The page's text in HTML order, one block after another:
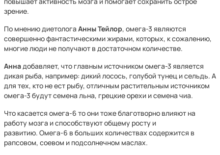
зрение.
По мнению диетолога Анны Тейлор, омега-3 являются
совершенно фантастическими жирами, которых, к сожалению,
многие люди не получают в достаточном количестве.
Аннадобавляет, что главным источником омега-3 является
дикая рыба, например: дикий лосось, голубой тунец и сельдь. А
для тех, кто не ест рыбу, отличным растительным источником
омега-3 будут семена льна, грецкие орехи и семена чиа.
Что касается омега-6 то они тоже благотворно влияют на
работу мозга и способствуют общему росту и
развитию. Омега-6 в больших количествах содержится в
рапсовом, соевом и подсолнечном маслах.